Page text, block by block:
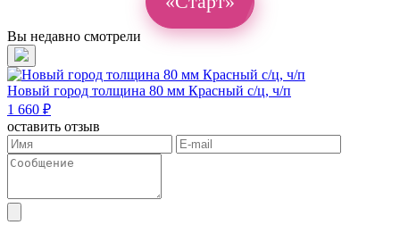
Вы недавно смотрели
Новый город толщина 80 мм Красный с/ц, ч/п
1 660 ₽
оставить отзыв